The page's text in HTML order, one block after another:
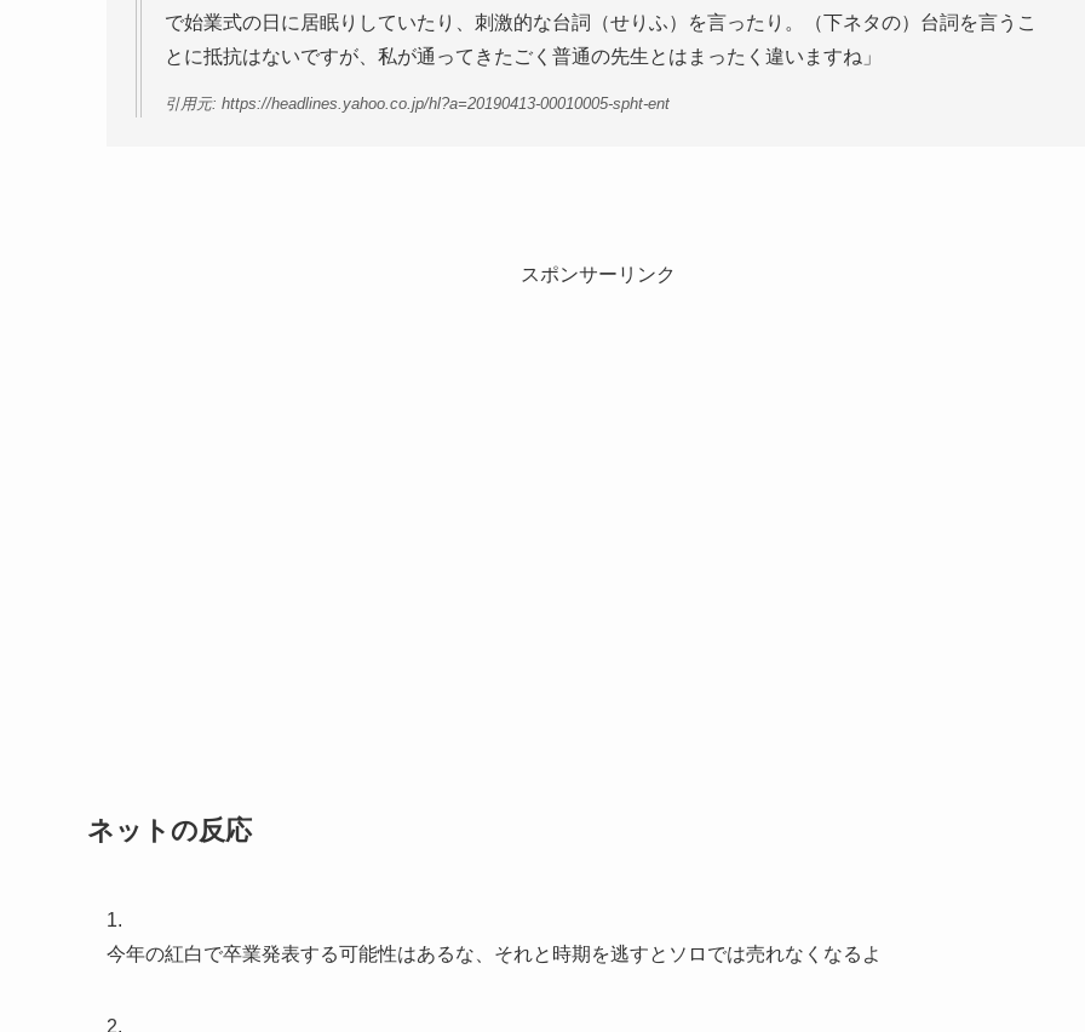
で始業式の日に居眠りしていたり、刺激的な台詞（せりふ）を言ったり。（下ネタの）台詞を言うこ
とに抵抗はないですが、私が通ってきたごく普通の先生とはまったく違いますね」
引用元: https://headlines.yahoo.co.jp/hl?a=20190413-00010005-spht-ent
スポンサーリンク
ネットの反応
1.
今年の紅白で卒業発表する可能性はあるな、それと時期を逃すとソロでは売れなくなるよ
2.